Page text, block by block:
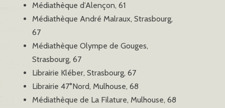
Médiathèque d’Alençon, 61
Médiathèque André Malraux, Strasbourg,
67
Médiathèque Olympe de Gouges,
Strasbourg, 67
Librairie Kléber, Strasbourg, 67
Librairie 47°Nord, Mulhouse, 68
Médiathèque de La Filature, Mulhouse, 68